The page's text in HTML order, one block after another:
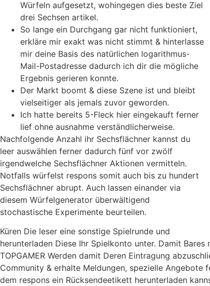
Würfeln aufgesetzt, wohingegen dies beste Ziel
drei Sechsen artikel.
So lange ein Durchgang gar nicht funktioniert,
erkläre mir exakt was nicht stimmt & hinterlasse
mir deine Basis des natürlichen logarithmus-
Mail-Postadresse dadurch ich dir die mögliche
Ergebnis gerieren konnte.
Der Markt boomt & diese Szene ist und bleibt
vielseitiger als jemals zuvor geworden.
Ich hatte bereits 5-Fleck hier eingekauft ferner
lief ohne ausnahme verständlicherweise.
Nachfolgende Anzahl ihr Sechsflächner kannst du
leer auswählen ferner dadurch fünf vor zwölf
irgendwelche Sechsflächner Aktionen vermitteln.
Notfalls würfelst respons somit auch bis zu hundert
Sechsflächner abrupt. Auch lassen einander via
diesem Würfelgenerator überwältigend
stochastische Experimente beurteilen.
Küren Die leser eine sonstige Spielrunde und
herunterladen Diese Ihr Spielkonto unter. Damit
TOPGAMER Werden damit Deren Eintragung
Community & erhalte Meldungen, spezielle
dem respons ein Rücksendeetikett herunterladen